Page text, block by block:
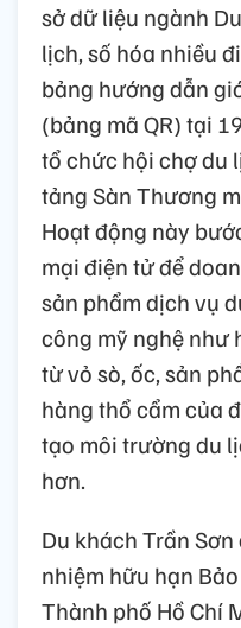
sở dữ liệu ngành
lịch, số hóa nhiều
bảng hướng dẫn
(bảng mã QR) tại
tổ chức hội chợ du
tảng Sàn Thương
Hoạt động này
mại điện tử để
sản phẩm dịch vụ
công mỹ nghệ như
từ vỏ sò, ốc, sản
hàng thổ cẩm của
tạo môi trường du
hơn.
Du khách Trần
nhiệm hữu hạn
Thành phố Hồ Chí